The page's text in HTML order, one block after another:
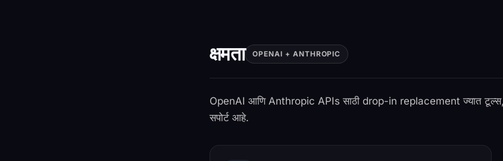
क्षमता OPENAI + ANTHROPIC
OpenAI आणि Anthropic APIs साठी drop-in replacement ज्यात
सपोर्ट आहे.